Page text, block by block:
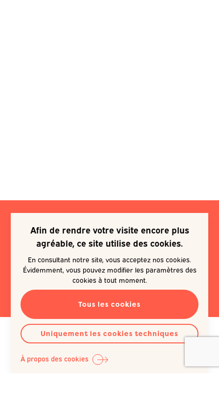
Je souhaite m'inscrire à une
newsletter
EN SAVOIR PLUS
Afin de rendre votre visite encore plus
agréable, ce site utilise des cookies.
En consultant notre site, vous acceptez nos cookies.
Évidemment, vous pouvez modifier les paramètres des
cookies à tout moment.
Tous les cookies
Uniquement les cookies techniques
À propos des cookies